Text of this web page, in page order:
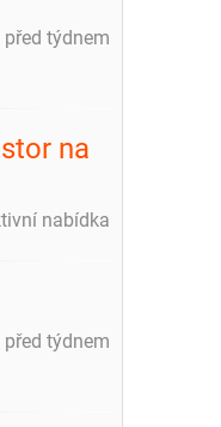
před týdnem
na
nabídka
před týdnem